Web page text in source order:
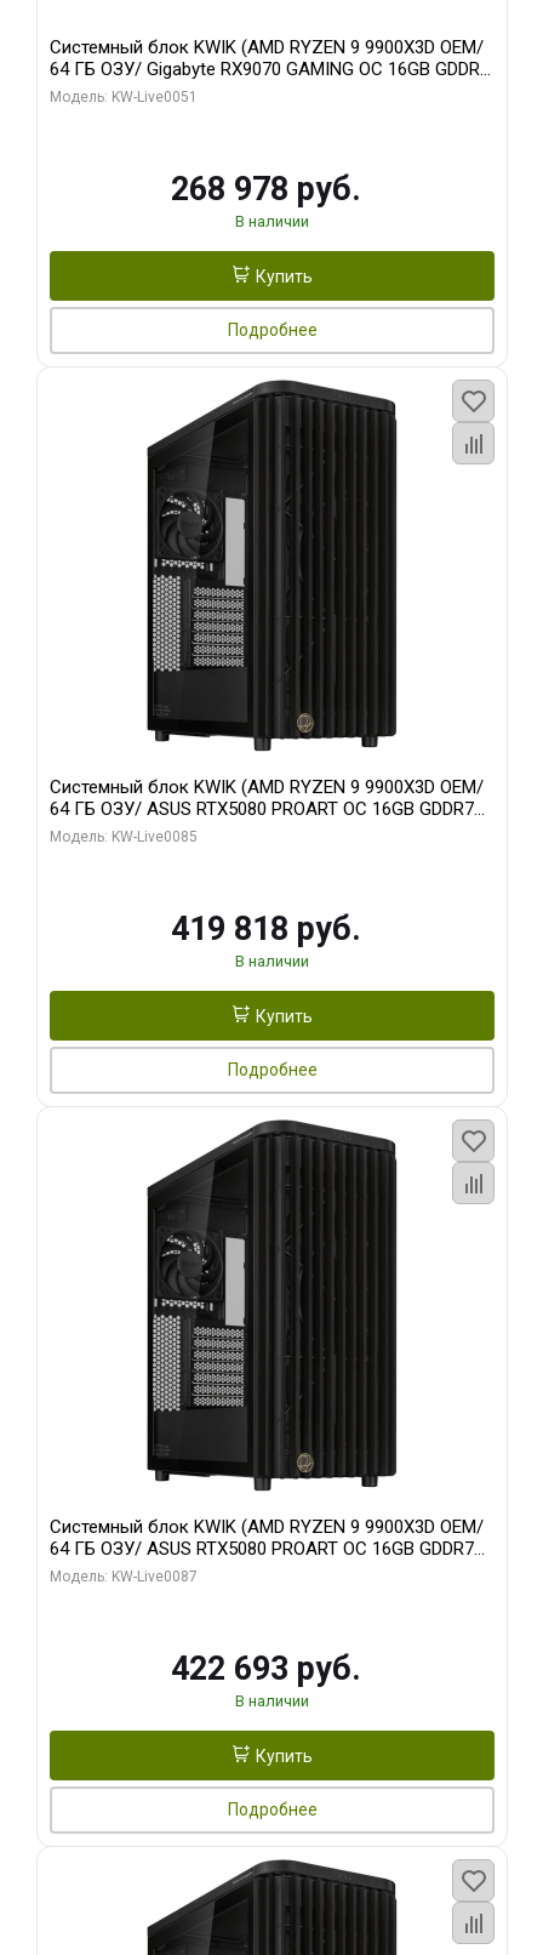
Системный блок KWIK (AMD RYZEN 9 9900X3D OEM/
64 ГБ ОЗУ/ Gigabyte RX9070 GAMING OC 16GB GDDR6
256bit 2xDP 2xH/ 960 ГБ SSD)
Модель: KW-Live0051
268 978 руб.
В наличии
Купить
Подробнее
Системный блок KWIK (AMD RYZEN 9 9900X3D OEM/
64 ГБ ОЗУ/ ASUS RTX5080 PROART OC 16GB GDDR7
256bit Type-C DP 2/ 960 ГБ SSD)
Модель: KW-Live0085
419 818 руб.
В наличии
Купить
Подробнее
Системный блок KWIK (AMD RYZEN 9 9900X3D OEM/
64 ГБ ОЗУ/ ASUS RTX5080 PROART OC 16GB GDDR7
256bit Type-C DP 2/ 1 ТБ SSD)
Модель: KW-Live0087
422 693 руб.
В наличии
Купить
Подробнее